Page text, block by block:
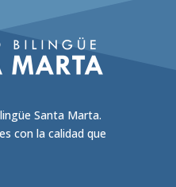
Santa Marta.
con la calidad que